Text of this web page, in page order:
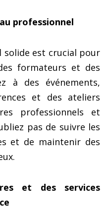
professionnel
solide est crucial pour
formateurs et des
à des événements,
et des ateliers
professionnels et
pas de suivre les
et de maintenir des
et des services